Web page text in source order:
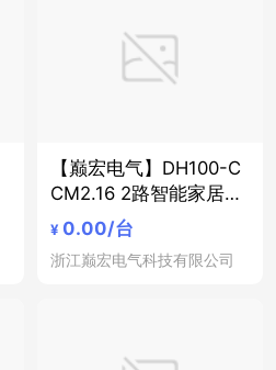
【巅宏电气】DH100-C
CM2.16 2路智能家居窗
帘控制模块 智能照明控
¥ 0.00/台
浙江巅宏电气科技有限公司